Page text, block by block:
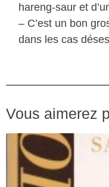
hareng-saur et
– C’est un bon
dans les cas
Vous aimerez